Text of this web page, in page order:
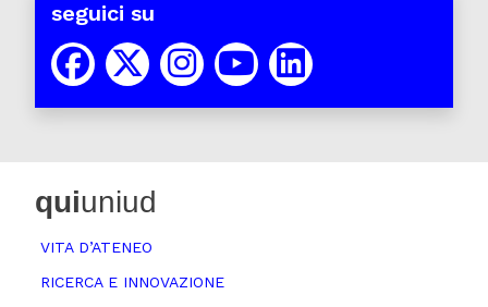
seguici su
quiuniud
VITA D’ATENEO
RICERCA E INNOVAZIONE